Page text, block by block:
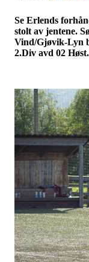
Se Erlends
stolt av jentene.
Vind/Gjøvik-Lyn
2.Div avd 02 Høst.